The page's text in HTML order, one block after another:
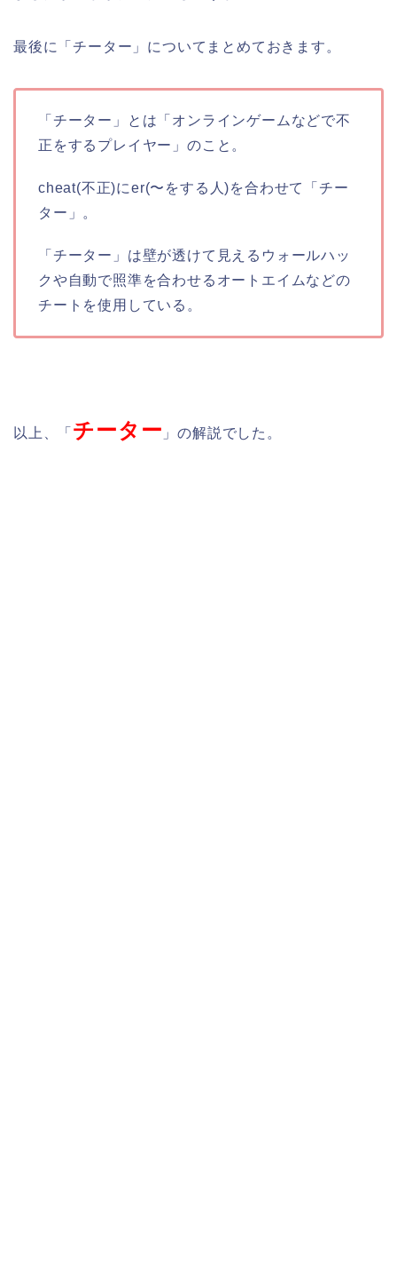
最後に「チーター」についてまとめておきます。
「チーター」とは「オンラインゲームなどで不
正をするプレイヤー」のこと。
cheat(不正)にer(〜をする人)を合わせて「チー
ター」。
「チーター」は壁が透けて見えるウォールハッ
クや自動で照準を合わせるオートエイムなどの
チートを使用している。
以上、「 チーター 」の解説でした。